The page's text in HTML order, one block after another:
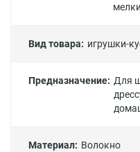
Вид товара: игрушки-
Предназначение: Для
Материал: Волокно